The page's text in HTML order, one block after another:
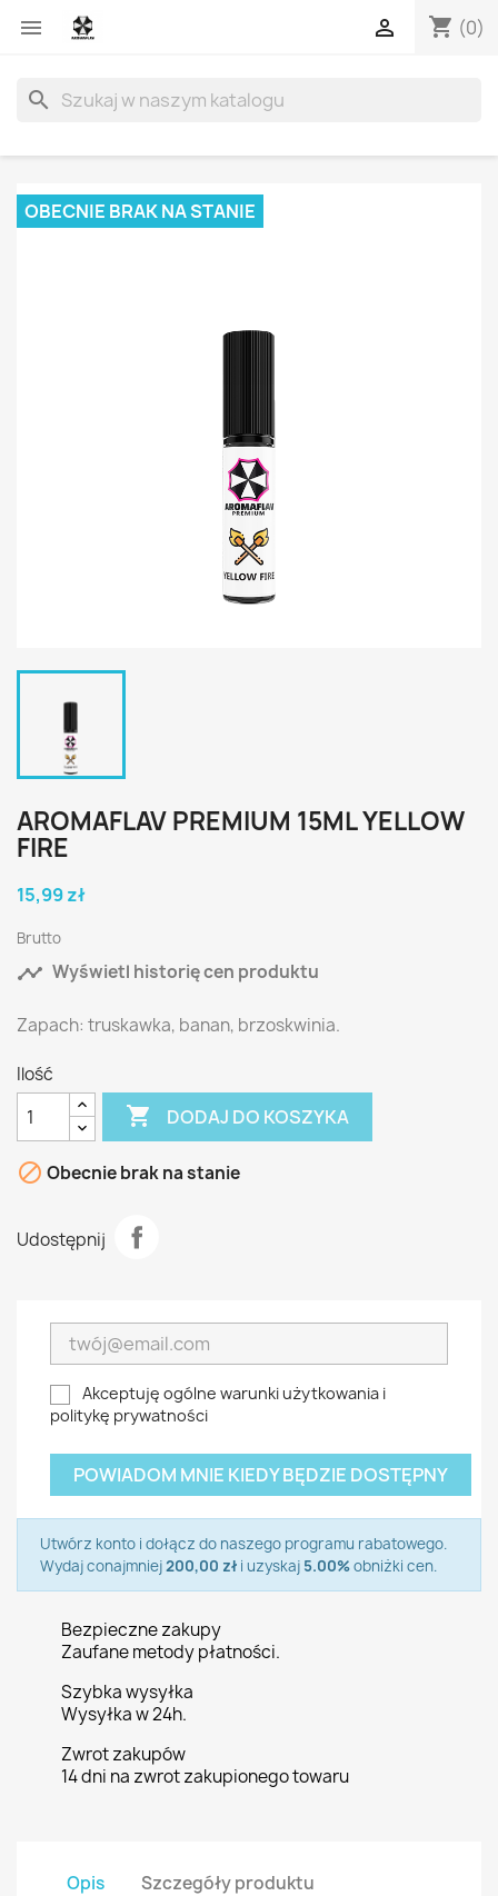
 shopping_cart (0)

search
OBECNIE BRAK NA STANIE
AROMAFLAV PREMIUM 15ML YELLOW
FIRE
15,99 zł
Brutto
 Wyświetl historię cen produktu
Zapach: truskawka, banan, brzoskwinia.
Ilość
 DODAJ DO KOSZYKA
 Obecnie brak na stanie
Udostępnij
Akceptuję ogólne warunki użytkowania i
politykę prywatności
POWIADOM MNIE KIEDY BĘDZIE DOSTĘPNY
Utwórz konto i dołącz do naszego programu rabatowego.
Wydaj conajmniej200,00 zł i uzyskaj 5.00%obniżki cen.
Bezpieczne zakupy
Zaufane metody płatności.
Szybka wysyłka
Wysyłka w 24h.
Zwrot zakupów
14 dni na zwrot zakupionego towaru
Opis Szczegóły produktu